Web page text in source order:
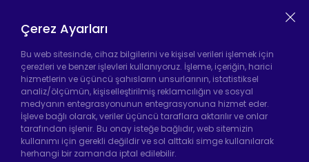
Isıtıcı
Tekerleği
Hadımköy Fabrika:Atatürk Sanayi Bölgesi
Ömerli Mah. Uzunçayır Cad. No:11 Hadımköy,
34555 Arnavutköy/İstanbul
Telefon:+90 212 640 66 46
Çerez Ayarları
Bu web sitesinde, cihaz bilgilerini ve kişisel verileri işlemek için
çerezleri ve benzer işlevleri kullanıyoruz. İşleme, içeriğin, harici
hizmetlerin ve üçüncü şahısların unsurlarının, istatistiksel
analiz/ölçümün, kişiselleştirilmiş reklamcılığın ve sosyal
medyanın entegrasyonunun entegrasyonuna hizmet eder.
İşleve bağlı olarak, veriler üçüncü taraflara aktarılır ve onlar
tarafından işlenir. Bu onay isteğe bağlıdır, web sitemizin
kullanımı için gerekli değildir ve sol alttaki simge kullanılarak
herhangi bir zamanda iptal edilebilir.